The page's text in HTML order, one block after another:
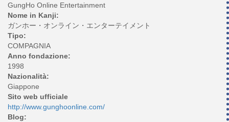
GungHo Online Entertainment
Nome in Kanji:
ガンホー・オンライン・エンターテイメント
Tipo:
COMPAGNIA
Anno fondazione:
1998
Nazionalità:
Giappone
Sito web ufficiale
http://www.gunghoonline.com/
Blog: